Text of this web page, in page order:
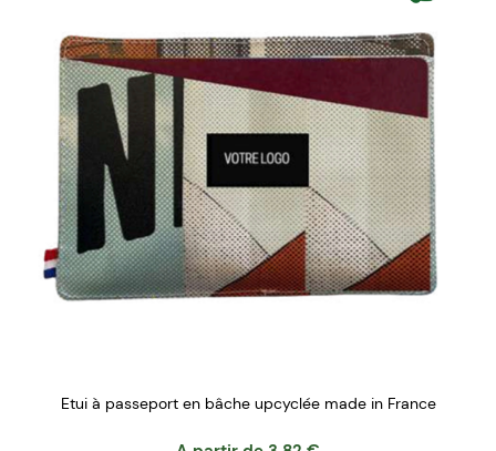
Etui à passeport en bâche upcyclée made in France